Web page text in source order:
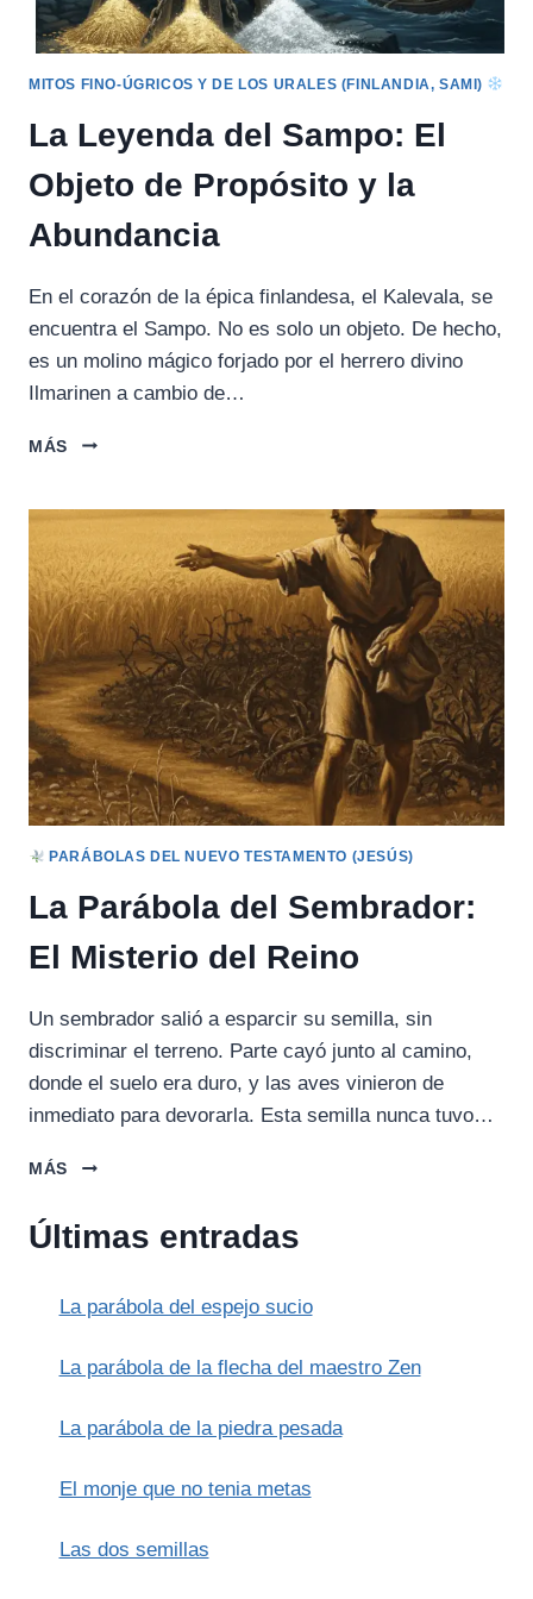
MITOS FINO-ÚGRICOS Y DE LOS URALES (FINLANDIA, SAMI)
La Leyenda del Sampo: El
Objeto de Propósito y la
Abundancia
En el corazón de la épica finlandesa, el Kalevala, se
encuentra el Sampo. No es solo un objeto. De hecho,
es un molino mágico forjado por el herrero divino
Ilmarinen a cambio de…
MÁS
LA
SAMPO:
OBJETO
DE
PROPÓSITO
Y
LA
ABUNDANCIA
PARÁBOLAS DEL NUEVO TESTAMENTO (JESÚS)
La Parábola del Sembrador:
El Misterio del Reino
Un sembrador salió a esparcir su semilla, sin
discriminar el terreno. Parte cayó junto al camino,
donde el suelo era duro, y las aves vinieron de
inmediato para devorarla. Esta semilla nunca tuvo…
MÁS
LA
SEMBRADOR:
DEL
Últimas entradas
La parábola del espejo sucio
La parábola de la flecha del maestro Zen
La parábola de la piedra pesada
El monje que no tenia metas
Las dos semillas